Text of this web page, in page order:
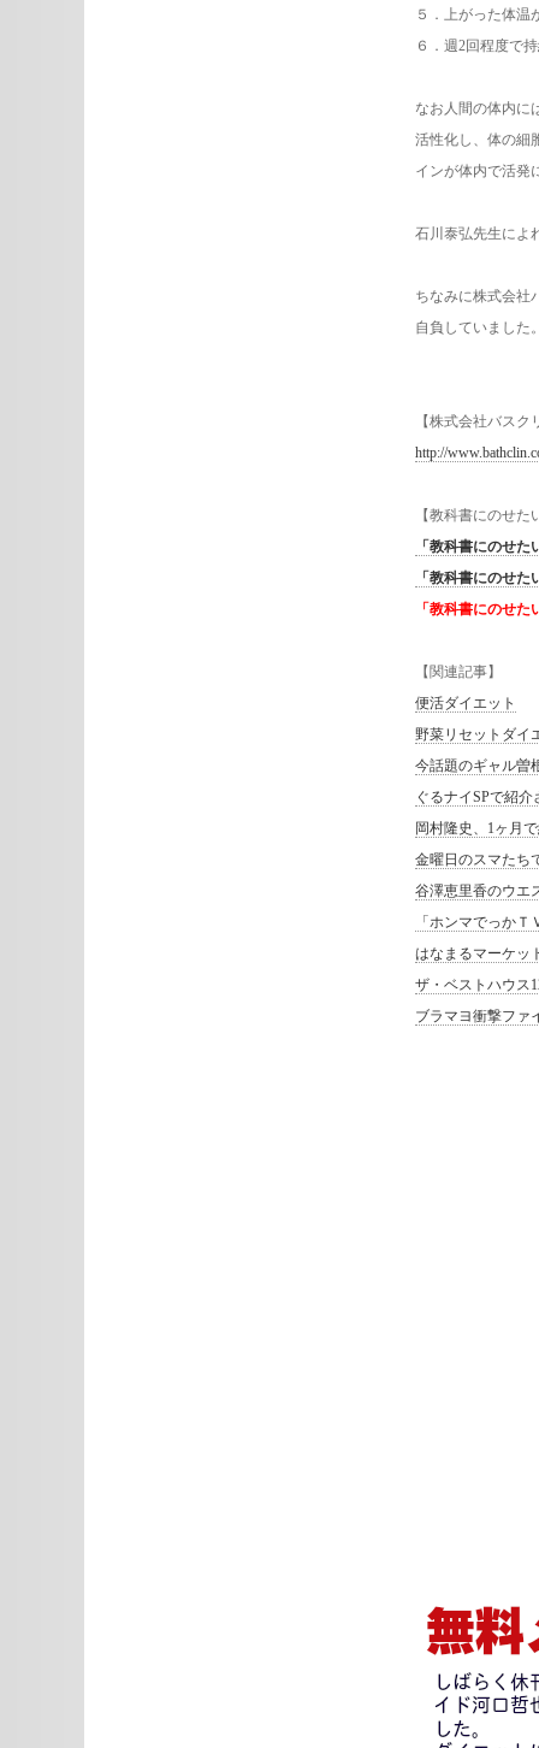
５．上がった体温
６．週2回程度で
なお人間の体内に
活性化し、体の細
インが体内で活発
石川泰弘先生によ
ちなみに株式会社
自負していました
【株式会社バス
http://
【教科書にのせ
「教科書にのせ
「教科書にのせ
「教科書にのせ
【関連記事】
便活ダイエット
野菜リセットダイ
今話題のギャル曽
ぐるナイSPで紹
岡村隆史、1ヶ月
金曜日のスマたち
谷澤恵里香のウエ
「ホンマでっか
はなまるマーケッ
ザ・ベストハウス
ブラマヨ衝撃ファ